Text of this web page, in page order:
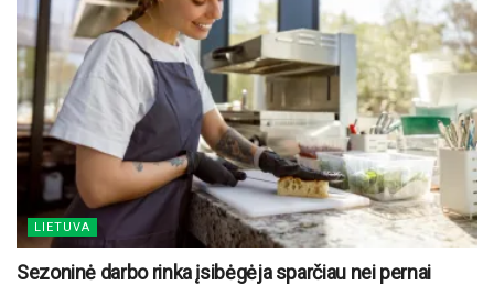
LIETUVA
Sezoninė darbo rinka įsibėgėja sparčiau nei pernai